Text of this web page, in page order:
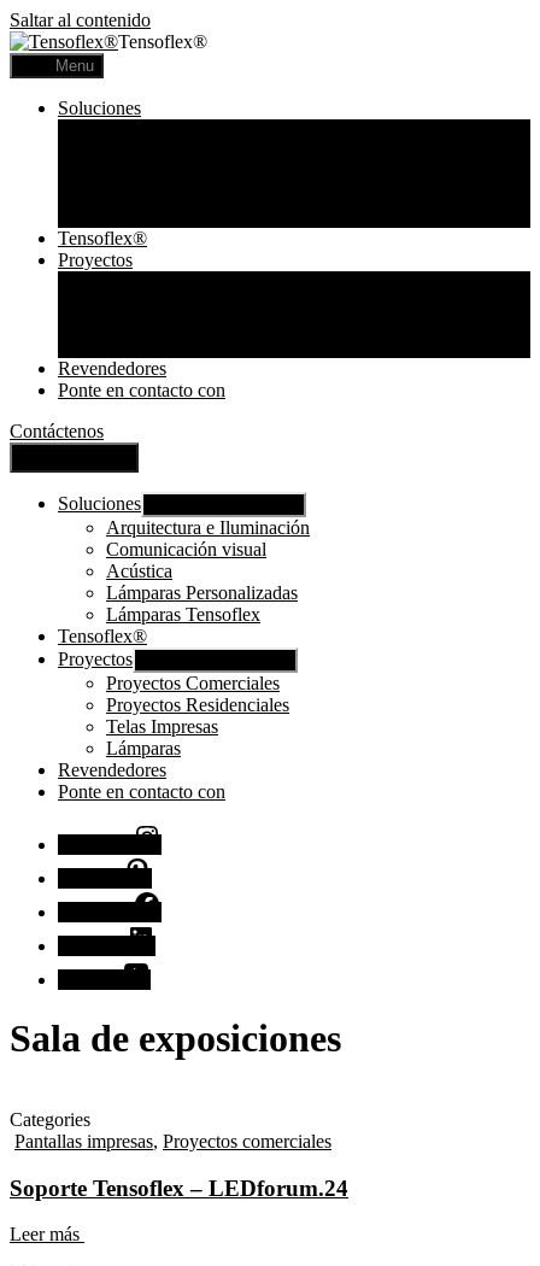
Saltar al contenido
Tensoflex®
Menu
Soluciones
Tensoflex®
Proyectos
Revendedores
Ponte en contacto con
Contáctenos
Soluciones
Arquitectura e Iluminación
Comunicación visual
Acústica
Lámparas Personalizadas
Lámparas Tensoflex
Tensoflex®
Proyectos
Proyectos Comerciales
Proyectos Residenciales
Telas Impresas
Lámparas
Revendedores
Ponte en contacto con
Sala de exposiciones
Categories
Pantallas impresas, Proyectos comerciales
Soporte Tensoflex – LEDforum.24
Leer más